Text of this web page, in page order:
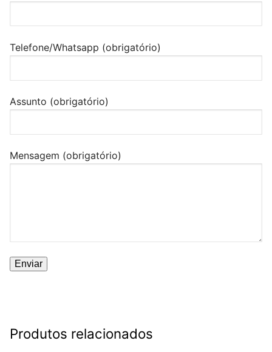
Telefone/Whatsapp (obrigatório)
Assunto (obrigatório)
Mensagem (obrigatório)
Produtos relacionados